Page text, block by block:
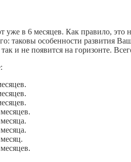
уже в 6 месяцев. Как правило,
таковы особенности развития
и не появится на горизонте.